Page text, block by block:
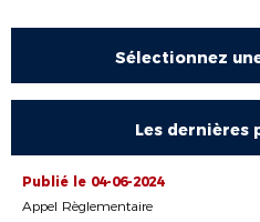
Sélectionnez
Les dernières
Publié le 04-06-2024
Appel Règlementaire